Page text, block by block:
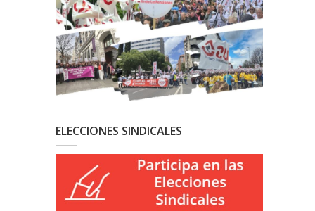
ELECCIONES SINDICALES